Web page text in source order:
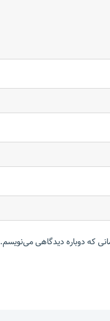
که دوباره دیدگاهی می‌نویسم.